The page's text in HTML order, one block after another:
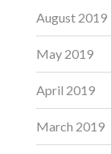
August 2019
May 2019
April 2019
March 2019